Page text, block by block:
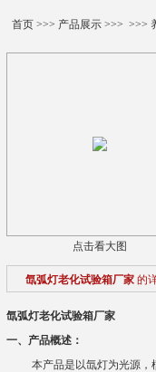
首页>>> 产品展示>>> >>>
点击看大图
氙弧灯老化试验箱厂家 的
氙弧灯老化试验箱厂家
一、产品概述：
本产品是以氙灯为光源